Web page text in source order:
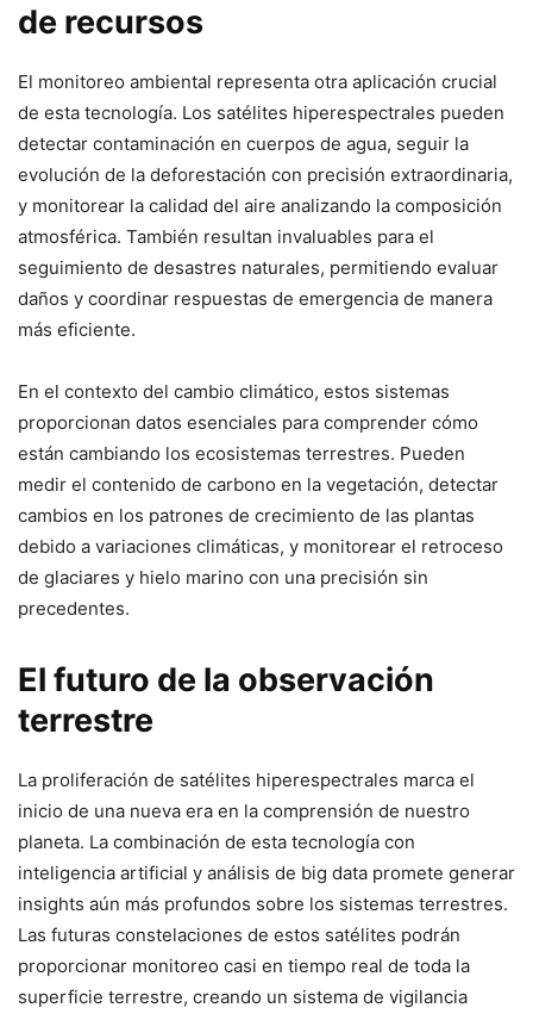
de recursos
El monitoreo ambiental representa otra aplicación crucial
de esta tecnología. Los satélites hiperespectrales pueden
detectar contaminación en cuerpos de agua, seguir la
evolución de la deforestación con precisión extraordinaria,
y monitorear la calidad del aire analizando la composición
atmosférica. También resultan invaluables para el
seguimiento de desastres naturales, permitiendo evaluar
daños y coordinar respuestas de emergencia de manera
más eficiente.
En el contexto del cambio climático, estos sistemas
proporcionan datos esenciales para comprender cómo
están cambiando los ecosistemas terrestres. Pueden
medir el contenido de carbono en la vegetación, detectar
cambios en los patrones de crecimiento de las plantas
debido a variaciones climáticas, y monitorear el retroceso
de glaciares y hielo marino con una precisión sin
precedentes.
El futuro de la observación
terrestre
La proliferación de satélites hiperespectrales marca el
inicio de una nueva era en la comprensión de nuestro
planeta. La combinación de esta tecnología con
inteligencia artificial y análisis de big data promete generar
insights aún más profundos sobre los sistemas terrestres.
Las futuras constelaciones de estos satélites podrán
proporcionar monitoreo casi en tiempo real de toda la
superficie terrestre, creando un sistema de vigilancia